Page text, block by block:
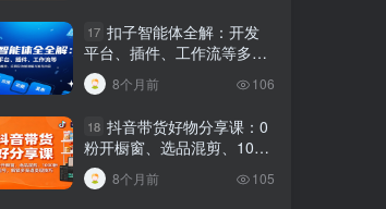
17 扣子智能体全解：开发
平台、插件、工作流等多方
面概念、应用及功能讲解与
发布内容
8个月前 106
18 抖音带货好物分享课：0
粉开橱窗、选品混剪、1000
粉起号，解锁多渠道变现技
巧
8个月前 105